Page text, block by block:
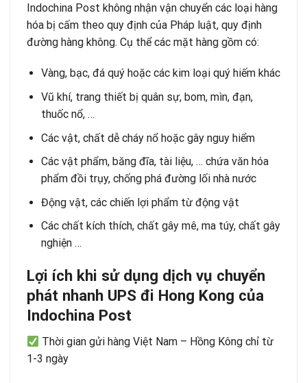
Indochina Post không nhận vận chuyển các loại hàng
hóa bị cấm theo quy định của Pháp luật, quy định
đường hàng không. Cụ thể các mặt hàng gồm có:
Vàng, bạc, đá quý hoặc các kim loại quý hiếm khác
Vũ khí, trang thiết bị quân sự, bom, mìn, đạn,
thuốc nổ, …
Các vật, chất dễ cháy nổ hoặc gây nguy hiểm
Các vật phẩm, băng đĩa, tài liệu, … chứa văn hóa
phẩm đồi trụy, chống phá đường lối nhà nước
Động vật, các chiến lợi phẩm từ động vật
Các chất kích thích, chất gây mê, ma túy, chất gây
nghiện …
Lợi ích khi sử dụng dịch vụ chuyển
phát nhanh UPS đi Hong Kong của
Indochina Post
Thời gian gửi hàng Việt Nam – Hồng Kông chỉ từ
1-3 ngày